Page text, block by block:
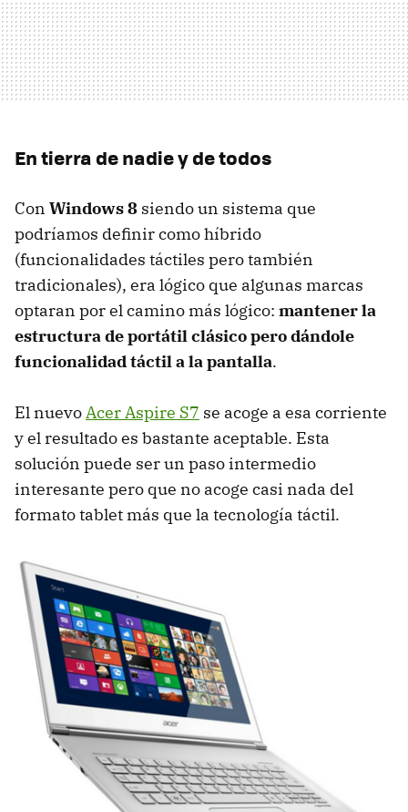
En tierra de nadie y de todos
Con Windows 8 siendo un sistema que
podríamos definir como híbrido
(funcionalidades táctiles pero también
tradicionales), era lógico que algunas marcas
optaran por el camino más lógico: mantener la
estructura de portátil clásico pero dándole
funcionalidad táctil a la pantalla.
El nuevoAcer Aspire S7 se acoge a esa corriente
y el resultado es bastante aceptable. Esta
solución puede ser un paso intermedio
interesante pero que no acoge casi nada del
formato tablet más que la tecnología táctil.